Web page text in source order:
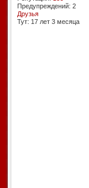
Предупреждений: 2
Друзья
Тут: 17 лет 3 месяцa